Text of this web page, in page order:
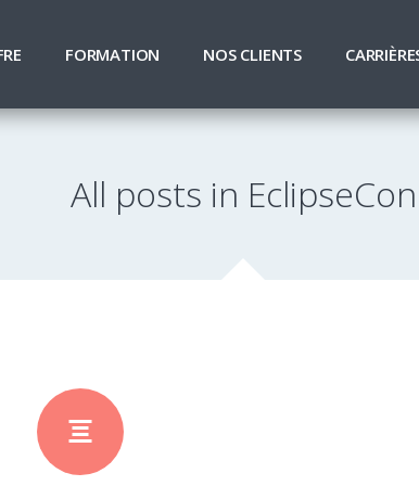
FORMATION NOS CLIENTS
All posts in EclipseCon